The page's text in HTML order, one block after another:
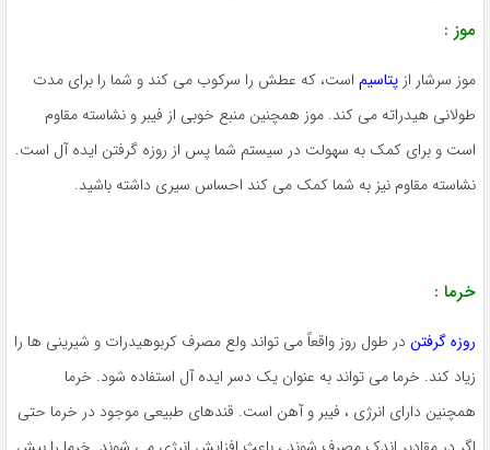
:
سرشار از پتاسیماست، که عطش را سرکوب می کند و شما را برای مدت
هیدراته می کند. موز همچنین منبع خوبی از فیبر و نشاسته مقاوم
و برای کمک به سهولت در سیستم شما پس از روزه گرفتن ایده آل است.
مقاوم نیز به شما کمک می کند احساس سیری داشته باشید.
:
گرفتندر طول روز واقعاً می تواند ولع مصرف کربوهیدرات و شیرینی ها را
کند. خرما می تواند به عنوان یک دسر ایده آل استفاده شود. خرما
دارای انرژی ، فیبر و آهن است. قندهای طبیعی موجود در خرما حتی